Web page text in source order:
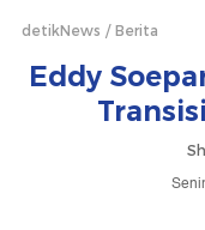
detikNews Berita
Eddy